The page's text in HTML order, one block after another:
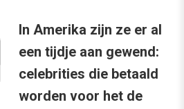
In Amerika zijn ze er al
een tijdje aan gewend:
celebrities die betaald
worden voor het de